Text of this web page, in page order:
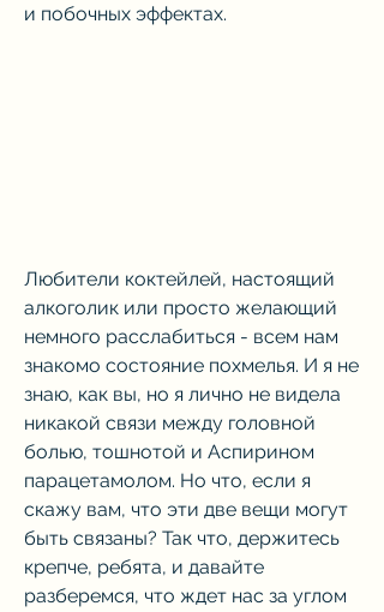
и побочных эффектах.
Любители коктейлей, настоящий
алкоголик или просто желающий
немного расслабиться - всем нам
знакомо состояние похмелья. И я не
знаю, как вы, но я лично не видела
никакой связи между головной
болью, тошнотой и Аспирином
парацетамолом. Но что, если я
скажу вам, что эти две вещи могут
быть связаны? Так что, держитесь
крепче, ребята, и давайте
разберемся, что ждет нас за углом